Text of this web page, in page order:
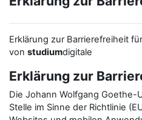
Erklärung zur Barrierefreiheit
von studiumdigitale
Erklärung zur
Die Johann Wolfgang Goethe-
Stelle im Sinne der Richtlinie